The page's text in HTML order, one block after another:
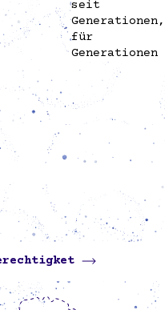
seit
Generationen,
für
Generationen